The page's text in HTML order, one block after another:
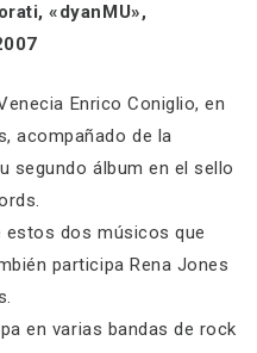
«dyanMU»,
Enrico Coniglio, en
acompañado de la
segundo álbum en el sello
estos dos músicos que
participa Rena Jones
en varias bandas de rock